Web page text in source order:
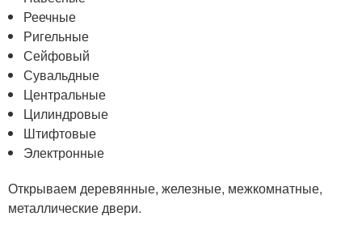
Реечные
Ригельные
Сейфовый
Сувальдные
Центральные
Цилиндровые
Штифтовые
Электронные
Открываем деревянные, железные, межкомнатные,
металлические двери.